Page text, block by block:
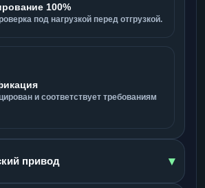
100%
под нагрузкой перед отгрузкой.
и соответствует требованиям
привод ▾